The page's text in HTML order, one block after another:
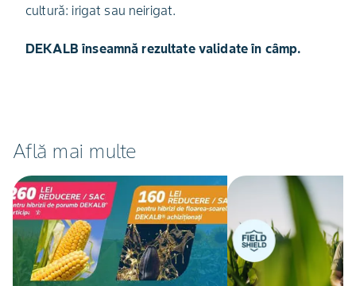
cultură: irigat sau neirigat.
DEKALB înseamnă rezultate validate în câmp.
Află mai multe